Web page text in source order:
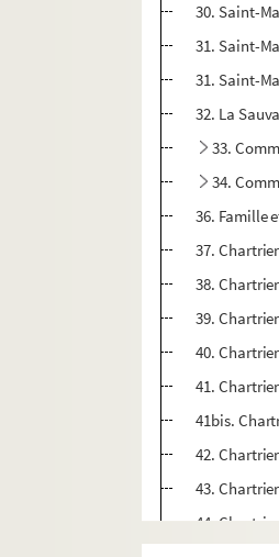
30. Saint-
31. Saint-
31. Saint-
32. La
33.
34.
36. Famille
37.
38.
39.
40.
41.
41bis.
42.
43.
44.